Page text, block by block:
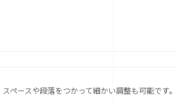
ペースや段落をつかって細かい調整も可能です。